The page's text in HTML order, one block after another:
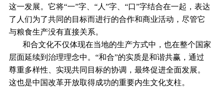
这一发展。它将“一”字、“人”字、“口”字结合在一起，表达
了人们为了共同的目标而进行的合作和商业活动，尽管它
与粮食生产没有直接关系。
和合文化不仅体现在当地的生产方式中，也在整个国家
层面延续到治理理念中。“和合”的实质是和谐共赢，通过
尊重多样性、实现共同目标的协调，最终促进全面发展。
这也是中国改革开放取得成功的重要内生文化支柱。